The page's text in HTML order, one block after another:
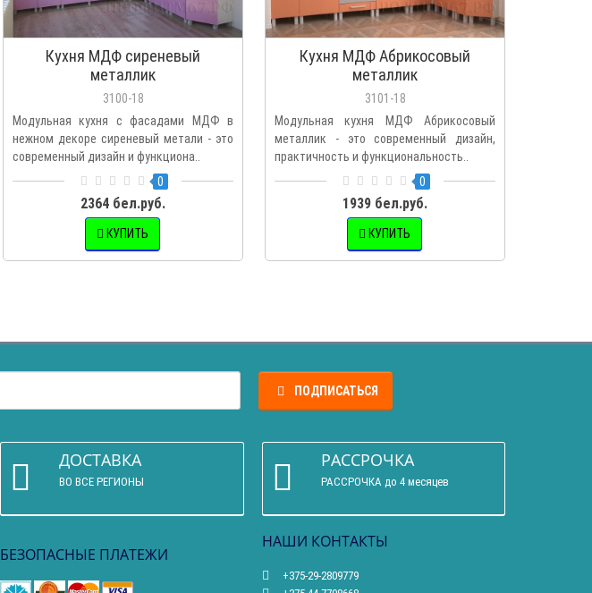
Кухня МДФ сиреневый
металлик
3100-18
Модульная кухня с фасадами МДФ в
нежном декоре сиреневый метали - это
современный дизайн и функциона..
0
2364 бел.руб.
КУПИТЬ
Кухня МДФ Абрикосовый
металлик
3101-18
Модульная кухня МДФ Абрикосовый
металлик - это современный дизайн,
практичность и функциональность..
0
1939 бел.руб.
КУПИТЬ
ПОДПИСАТЬСЯ
ДОСТАВКА
ВО ВСЕ РЕГИОНЫ
РАССРОЧКА
РАССРОЧКА до 4 месяцев
БЕЗОПАСНЫЕ ПЛАТЕЖИ
НАШИ КОНТАКТЫ
+375-29-2809779